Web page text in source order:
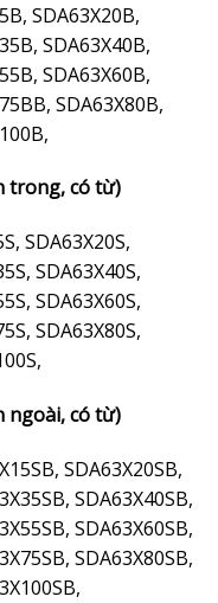
SDA63X20B,
SDA63X40B,
SDA63X60B,
SDA63X80B,
trong, có từ)
SDA63X20S,
SDA63X40S,
SDA63X60S,
SDA63X80S,
ngoài, có từ)
SDA63X20SB,
SDA63X40SB,
SDA63X60SB,
SDA63X80SB,